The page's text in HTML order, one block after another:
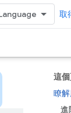
取
這
瞭
進